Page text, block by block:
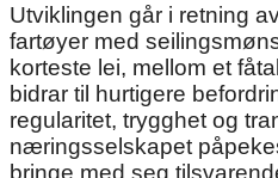
Utviklingen går i retning
fartøyer med
korteste lei, mellom et
bidrar til hurtigere
regularitet, trygghet og
næringsselskapet
bringe med seg